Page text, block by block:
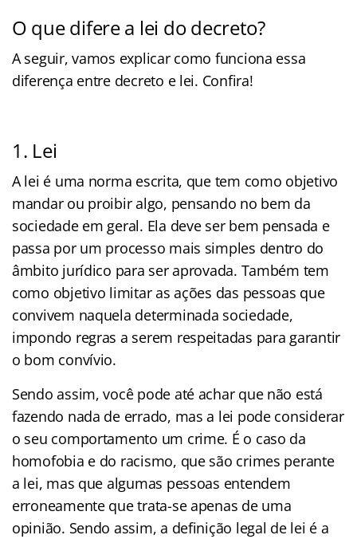
O que difere a lei do decreto?
A seguir, vamos explicar como funciona essa
diferença entre decreto e lei. Confira!
1. Lei
A lei é uma norma escrita, que tem como objetivo
mandar ou proibir algo, pensando no bem da
sociedade em geral. Ela deve ser bem pensada e
passa por um processo mais simples dentro do
âmbito jurídico para ser aprovada. Também tem
como objetivo limitar as ações das pessoas que
convivem naquela determinada sociedade,
impondo regras a serem respeitadas para garantir
o bom convívio.
Sendo assim, você pode até achar que não está
fazendo nada de errado, mas a lei pode considerar
o seu comportamento um crime. É o caso da
homofobia e do racismo, que são crimes perante
a lei, mas que algumas pessoas entendem
erroneamente que trata-se apenas de uma
opinião. Sendo assim, a definição legal de lei é a